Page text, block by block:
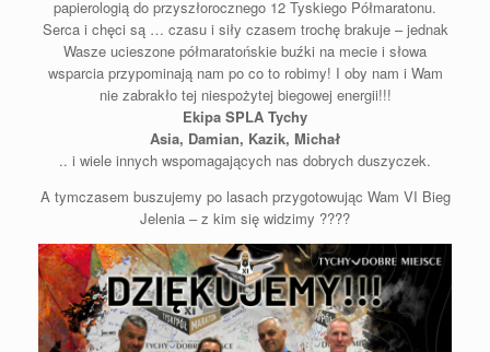
papierologią do przyszłorocznego 12 Tyskiego Półmaratonu.
Serca i chęci są … czasu i siły czasem trochę brakuje – jednak
Wasze ucieszone półmaratońskie buźki na mecie i słowa
wsparcia przypominają nam po co to robimy! I oby nam i Wam
nie zabrakło tej niespożytej biegowej energii!!!
Ekipa SPLA Tychy
Asia, Damian, Kazik, Michał
.. i wiele innych wspomagających nas dobrych duszyczek.
A tymczasem buszujemy po lasach przygotowując Wam VI Bieg
Jelenia – z kim się widzimy ????